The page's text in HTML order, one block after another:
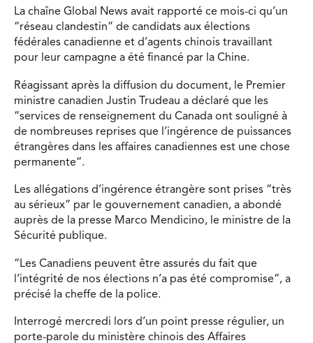
La chaîne Global News avait rapporté ce mois-ci qu’un
“réseau clandestin” de candidats aux élections
fédérales canadienne et d’agents chinois travaillant
pour leur campagne a été financé par la Chine.
Réagissant après la diffusion du document, le Premier
ministre canadien Justin Trudeau a déclaré que les
“services de renseignement du Canada ont souligné à
de nombreuses reprises que l’ingérence de puissances
étrangères dans les affaires canadiennes est une chose
permanente”.
Les allégations d’ingérence étrangère sont prises “très
au sérieux” par le gouvernement canadien, a abondé
auprès de la presse Marco Mendicino, le ministre de la
Sécurité publique.
“Les Canadiens peuvent être assurés du fait que
l’intégrité de nos élections n’a pas été compromise”, a
précisé la cheffe de la police.
Interrogé mercredi lors d’un point presse régulier, un
porte-parole du ministère chinois des Affaires